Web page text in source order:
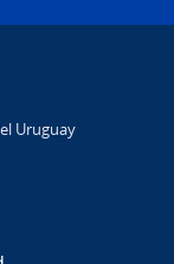
Uruguay